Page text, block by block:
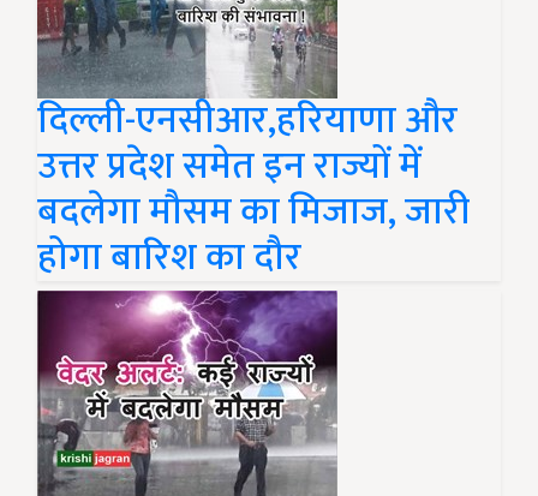
दिल्ली-एनसीआर,हरियाणा और
उत्तर प्रदेश समेत इन राज्यों में
बदलेगा मौसम का मिजाज, जारी
होगा बारिश का दौर